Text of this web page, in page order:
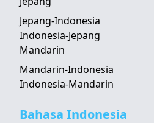
Jepang-Indonesia
Indonesia-Jepang
Mandarin
Mandarin-Indonesia
Indonesia-Mandarin
Bahasa Indonesia